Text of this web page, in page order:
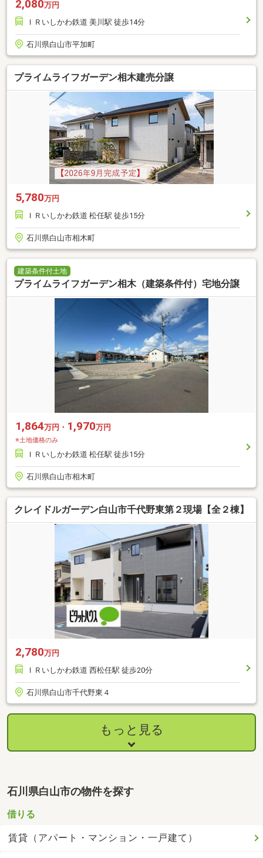
2,080万円
ＩＲいしかわ鉄道 美川駅 徒歩14分
石川県白山市平加町
プライムライフガーデン相木建売分譲
5,780万円
ＩＲいしかわ鉄道 松任駅 徒歩15分
石川県白山市相木町
建築条件付土地
プライムライフガーデン相木（建築条件付）宅地分譲
1,864万円・ 1,970万円
※土地価格のみ
ＩＲいしかわ鉄道 松任駅 徒歩15分
石川県白山市相木町
クレイドルガーデン白山市千代野東第２現場【全２棟】
2,780万円
ＩＲいしかわ鉄道 西松任駅 徒歩20分
石川県白山市千代野東４
もっと見る
石川県白山市の物件を探す
借りる
賃貸（アパート・マンション・一戸建て）